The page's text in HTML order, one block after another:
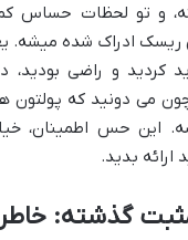
و تو لحظات حساس
ریسک ادراک شده میشه.
کردید و راضی بودید،
می دونید که پولتون
این حس اطمینان،
ارائه بدید.
گذشته: